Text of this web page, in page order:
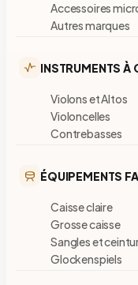
Accessoires
Autres marques
INSTRUMENTS À
Violons et Altos
Violoncelles
Contrebasses
ÉQUIPEMENTS
Caisse claire
Grosse caisse
Sangles et
Glockenspiels